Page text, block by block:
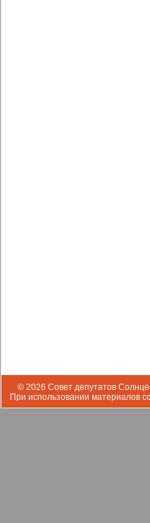
© 2026 Совет депутатов
При использовании материалов